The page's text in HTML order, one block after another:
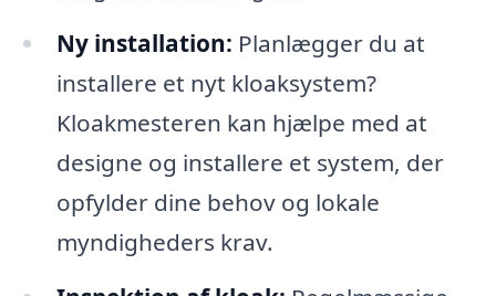
Ny installation: Planlægger du at
installere et nyt kloaksystem?
Kloakmesteren kan hjælpe med at
designe og installere et system, der
opfylder dine behov og lokale
myndigheders krav.